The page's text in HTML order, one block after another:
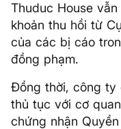
Thuduc House
khoản thu hồi từ
của các bị cáo
đồng phạm.
Đồng thời, công ty
thủ tục với cơ
chứng nhận